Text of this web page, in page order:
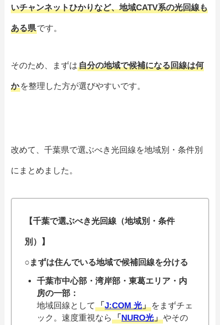
いチャンネットひかりなど、地域CATV系の光回線も
ある県です。
そのため、まずは自分の地域で候補になる回線は何
かを整理した方が選びやすいです。
改めて、千葉県で選ぶべき光回線を地域別・条件別
にまとめました。
【千葉で選ぶべき光回線（地域別・条件
別）】
○まずは住んでいる地域で候補回線を分ける
千葉市中心部・湾岸部・東葛エリア・内
房の一部：
地域回線として「J:COM 光」をまずチェ
ック。速度重視なら「NURO光」やその